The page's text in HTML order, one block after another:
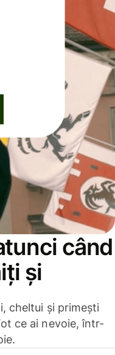
când
și
cheltui și primești
ce ai nevoie, într-